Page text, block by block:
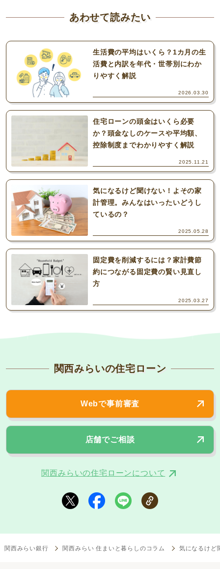
あわせて読みたい
生活費の平均はいくら？1カ月の生
活費と内訳を年代・世帯別にわか
りやすく解説
2026.03.30
住宅ローンの頭金はいくら必要
か？頭金なしのケースや平均額、
控除制度までわかりやすく解説
2025.11.21
気になるけど聞けない！よその家
計管理。みんなはいったいどうし
ているの？
2025.05.28
固定費を削減するには？家計費節
約につながる固定費の賢い見直し
方
2025.03.27
関西みらいの住宅ローン
Webで事前審査
店舗でご相談
関西みらいの住宅ローンについて
関西みらい銀行 関西みらい 住まいと暮らしのコラム 気になるけど